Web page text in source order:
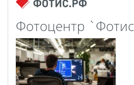
Фотоколлаж
Фотобокс
Дибонд
Пластификация
Фотопостер
Печать на
самоклеящемся виниле
Фотоцентр